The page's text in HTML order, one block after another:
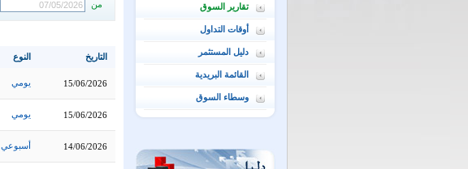
تقارير السوق
أوقات التداول
دليل المستثمر
القائمة البريدية
وسطاء السوق
من
النوع التاريخ
يومي 15/06/2026
يومي 15/06/2026
أسبوعي 14/06/2026